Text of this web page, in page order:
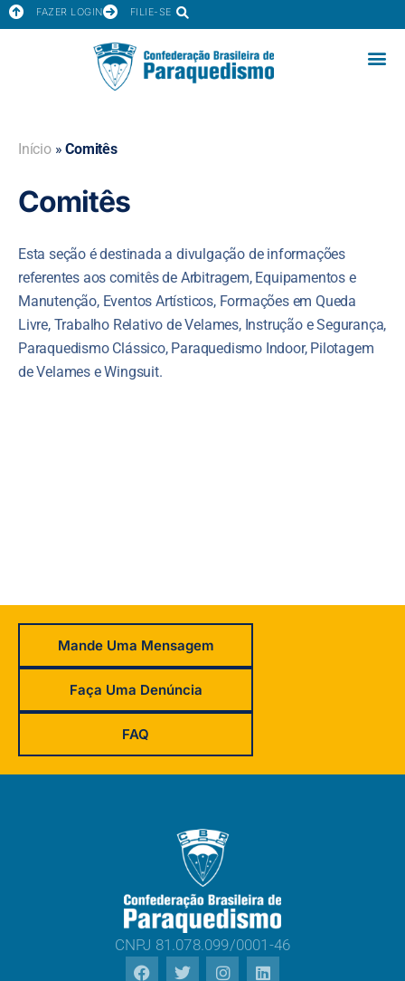
FAZER LOGIN FILIE-SE
Início»Comitês
Comitês
Esta seção é destinada a divulgação de informações
referentes aos comitês de Arbitragem, Equipamentos e
Manutenção, Eventos Artísticos, Formações em Queda
Livre, Trabalho Relativo de Velames, Instrução e Segurança,
Paraquedismo Clássico, Paraquedismo Indoor, Pilotagem
de Velames e Wingsuit.
Mande Uma Mensagem
Faça Uma Denúncia
FAQ
CNPJ 81.078.099/0001-46